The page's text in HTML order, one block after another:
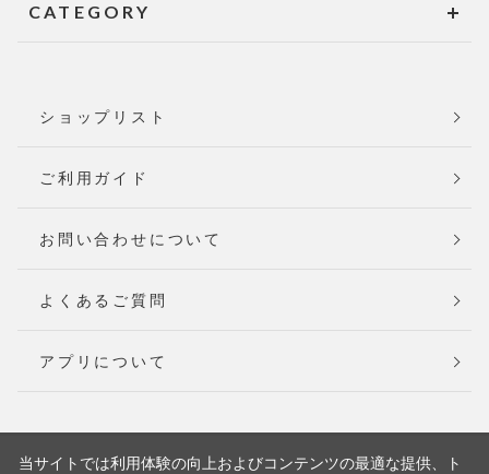
CATEGORY
ショップリスト
ご利用ガイド
お問い合わせについて
よくあるご質問
アプリについて
当サイトでは利用体験の向上およびコンテンツの最適な提供、ト